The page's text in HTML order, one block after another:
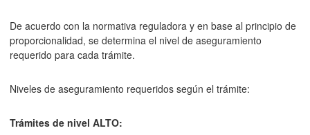
De acuerdo con la normativa reguladora y en base al principio de
proporcionalidad, se determina el nivel de aseguramiento
requerido para cada trámite.
Niveles de aseguramiento requeridos según el trámite:
Trámites de nivel ALTO: